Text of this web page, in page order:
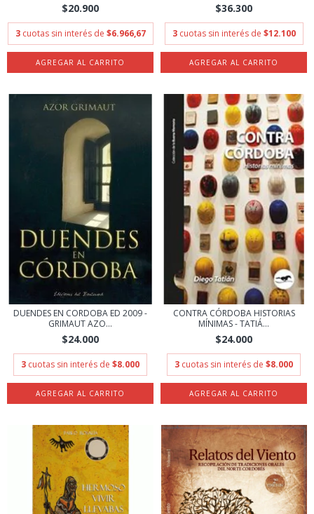
$20.900
3 cuotas sin interés de $6.966,67
$36.300
3 cuotas sin interés de $12.100
DUENDES EN CORDOBA ED 2009 -
GRIMAUT AZO...
$24.000
3 cuotas sin interés de $8.000
CONTRA CÓRDOBA HISTORIAS
MÍNIMAS - TATIÁ...
$24.000
3 cuotas sin interés de $8.000